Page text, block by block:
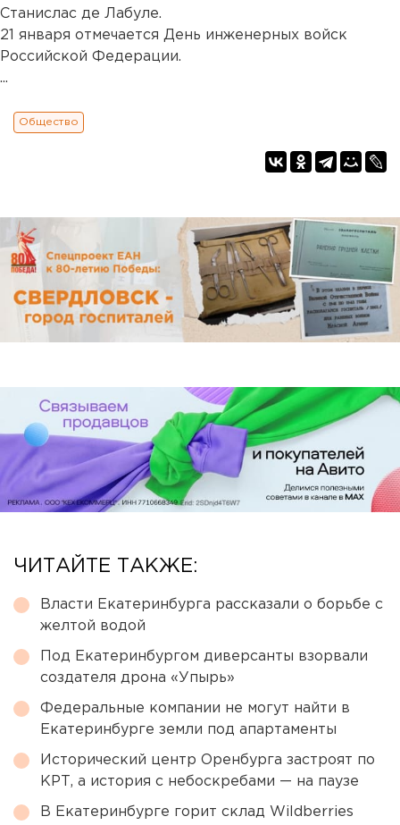
Станислас де Лабуле.
21 января отмечается День инженерных войск
Российской Федерации.
...
Общество
ЧИТАЙТЕ ТАКЖЕ:
Власти Екатеринбурга рассказали о борьбе с
желтой водой
Под Екатеринбургом диверсанты взорвали
создателя дрона «Упырь»
Федеральные компании не могут найти в
Екатеринбурге земли под апартаменты
Исторический центр Оренбурга застроят по
КРТ, а история с небоскребами — на паузе
В Екатеринбурге горит склад Wildberries